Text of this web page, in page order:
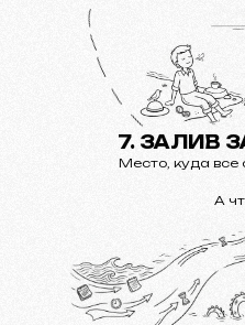
Место, куда все
А
7. ЗАЛИВ